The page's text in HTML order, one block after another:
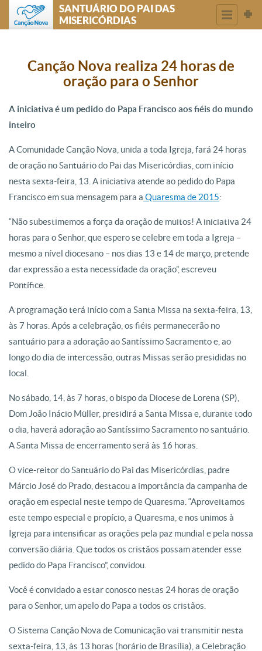
SANTUÁRIO DO PAI DAS
MISERICÓRDIAS
Canção Nova realiza 24 horas de
oração para o Senhor
A iniciativa é um pedido do Papa Francisco aos fiéis do mundo
inteiro
A Comunidade Canção Nova, unida a toda Igreja, fará 24 horas
de oração no Santuário do Pai das Misericórdias, com início
nesta sexta-feira, 13. A iniciativa atende ao pedido do Papa
Francisco em sua mensagem para a Quaresma de 2015:
“Não subestimemos a força da oração de muitos! A iniciativa 24
horas para o Senhor, que espero se celebre em toda a Igreja –
mesmo a nível diocesano – nos dias 13 e 14 de março, pretende
dar expressão a esta necessidade da oração”, escreveu
Pontífice.
A programação terá início com a Santa Missa na sexta-feira, 13,
às 7 horas. Após a celebração, os fiéis permanecerão no
santuário para a adoração ao Santíssimo Sacramento e, ao
longo do dia de intercessão, outras Missas serão presididas no
local.
No sábado, 14, às 7 horas, o bispo da Diocese de Lorena (SP),
Dom João Inácio Müller, presidirá a Santa Missa e, durante todo
o dia, haverá adoração ao Santíssimo Sacramento no santuário.
A Santa Missa de encerramento será às 16 horas.
O vice-reitor do Santuário do Pai das Misericórdias, padre
Márcio José do Prado, destacou a importância da campanha de
oração em especial neste tempo de Quaresma. “Aproveitamos
este tempo especial e propício, a Quaresma, e nos unimos à
Igreja para intensificar as orações pela paz mundial e pela nossa
conversão diária. Que todos os cristãos possam atender esse
pedido do Papa Francisco”, convidou.
Você é convidado a estar conosco nestas 24 horas de oração
para o Senhor, um apelo do Papa a todos os cristãos.
O Sistema Canção Nova de Comunicação vai transmitir nesta
sexta-feira, 13, às 13 horas (horário de Brasília), a Celebração